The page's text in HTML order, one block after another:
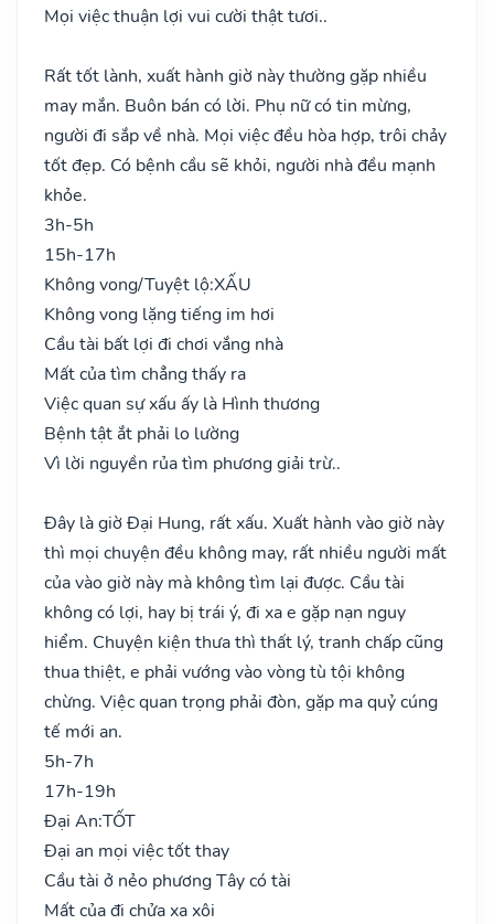
Mọi việc thuận lợi vui cười thật tươi..
Rất tốt lành, xuất hành giờ này thường gặp nhiều
may mắn. Buôn bán có lời. Phụ nữ có tin mừng,
người đi sắp về nhà. Mọi việc đều hòa hợp, trôi chảy
tốt đẹp. Có bệnh cầu sẽ khỏi, người nhà đều mạnh
khỏe.
3h-5h
15h-17h
Không vong/Tuyệt lộ:XẤU
Không vong lặng tiếng im hơi
Cầu tài bất lợi đi chơi vắng nhà
Mất của tìm chẳng thấy ra
Việc quan sự xấu ấy là Hình thương
Bệnh tật ắt phải lo lường
Vì lời nguyền rủa tìm phương giải trừ..
Đây là giờ Đại Hung, rất xấu. Xuất hành vào giờ này
thì mọi chuyện đều không may, rất nhiều người mất
của vào giờ này mà không tìm lại được. Cầu tài
không có lợi, hay bị trái ý, đi xa e gặp nạn nguy
hiểm. Chuyện kiện thưa thì thất lý, tranh chấp cũng
thua thiệt, e phải vướng vào vòng tù tội không
chừng. Việc quan trọng phải đòn, gặp ma quỷ cúng
tế mới an.
5h-7h
17h-19h
Đại An:TỐT
Đại an mọi việc tốt thay
Cầu tài ở nẻo phương Tây có tài
Mất của đi chửa xa xôi